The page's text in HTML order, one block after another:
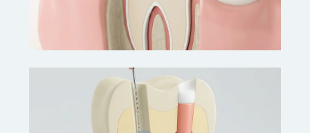
REABILITAÇÃO ORAL
Restauração Dental
Recuperação de dentes danificados ou